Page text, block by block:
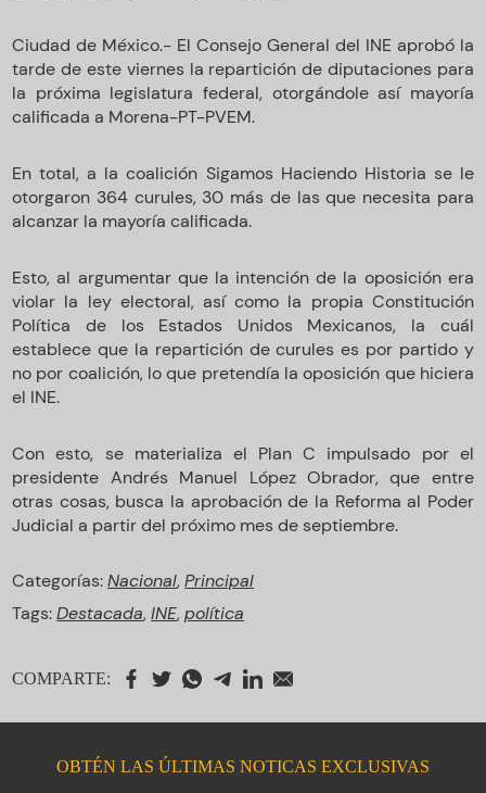
Ciudad de México.- El Consejo General del INE aprobó la
tarde de este viernes la repartición de diputaciones para
la próxima legislatura federal, otorgándole así mayoría
calificada a Morena-PT-PVEM.
En total, a la coalición Sigamos Haciendo Historia se le
otorgaron 364 curules, 30 más de las que necesita para
alcanzar la mayoría calificada.
Esto, al argumentar que la intención de la oposición era
violar la ley electoral, así como la propia Constitución
Política de los Estados Unidos Mexicanos, la cuál
establece que la repartición de curules es por partido y
no por coalición, lo que pretendía la oposición que hiciera
el INE.
Con esto, se materializa el Plan C impulsado por el
presidente Andrés Manuel López Obrador, que entre
otras cosas, busca la aprobación de la Reforma al Poder
Judicial a partir del próximo mes de septiembre.
Categorías:Nacional,Principal
Tags:Destacada,INE,política
COMPARTE:
OBTÉN LAS ÚLTIMAS NOTICAS EXCLUSIVAS